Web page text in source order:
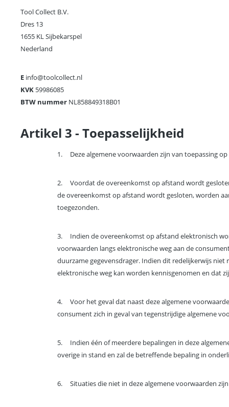
Tool Collect B.V.
Dres 13
1655 KL Sijbekarspel
Nederland
E info@toolcollect.nl
KVK 59986085
BTW nummer NL858849318B01
Artikel 3 - Toepasselijkheid
1. Deze algemene voorwaarden zijn van toepassing
2.
Voordat de overeenkomst op afstand wordt
de overeenkomst op afstand wordt gesloten, worden
toegezonden.
3.
Indien de overeenkomst op afstand elektronisch
voorwaarden langs elektronische weg aan de
duurzame gegevensdrager. Indien dit redelijkerwijs
elektronische weg kan worden kennisgenomen en dat
4.
Voor het geval dat naast deze algemene
consument zich in geval van tegenstrijdige algemene
5.
Indien één of meerdere bepalingen in deze
overige in stand en zal de betreffende bepaling in
6. Situaties die niet in deze algemene voorwaarden